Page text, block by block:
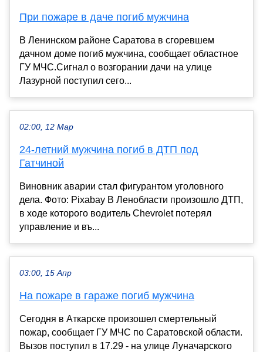
При пожаре в даче погиб мужчина
В Ленинском районе Саратова в сгоревшем
дачном доме погиб мужчина, сообщает областное
ГУ МЧС.Сигнал о возгорании дачи на улице
Лазурной поступил сего...
02:00, 12 Мар
24-летний мужчина погиб в ДТП под
Гатчиной
Виновник аварии стал фигурантом уголовного
дела. Фото: Pixabay В Ленобласти произошло ДТП,
в ходе которого водитель Chevrolet потерял
управление и въ...
03:00, 15 Апр
На пожаре в гараже погиб мужчина
Сегодня в Аткарске произошел смертельный
пожар, сообщает ГУ МЧС по Саратовской области.
Вызов поступил в 17.29 - на улице Луначарского